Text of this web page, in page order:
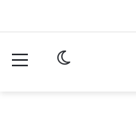
الوضع